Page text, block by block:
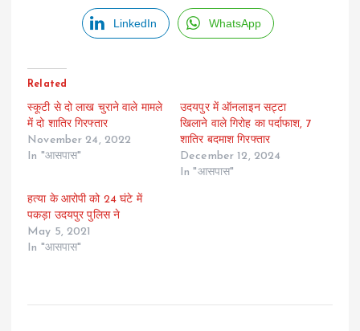
LinkedIn WhatsApp
Related
स्कूटी से दो लाख चुराने वाले मामले
में दो शातिर गिरफ्तार
November 24, 2022
In "आसपास"
उदयपुर में ऑनलाइन सट्टा
खिलाने वाले गिरोह का पर्दाफाश, 7
शातिर बदमाश गिरफ्तार
December 12, 2024
In "आसपास"
हत्या के आरोपी को 24 घंटे में
पकड़ा उदयपुर पुलिस ने
May 5, 2021
In "आसपास"